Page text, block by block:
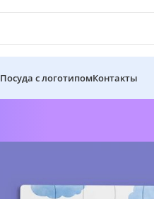
Посуда с логотипомКонтакты